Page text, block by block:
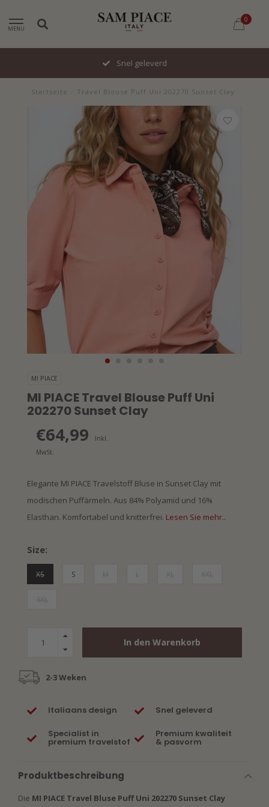
MENU
0
Snel geleverd
Startseite Travel Blouse Puff Uni 202270 Sunset Clay
MI PIACE
MI PIACE Travel Blouse Puff Uni
202270 Sunset Clay
€64,99
Inkl.
MwSt.
Elegante MI PIACE Travelstoff Bluse in Sunset Clay mit
modischen Puffärmeln. Aus 84% Polyamid und 16%
Elasthan. Komfortabel und knitterfrei. Lesen Sie mehr..
Size:
XS S
In den Warenkorb
2-3 Weken
Italiaans design Snel geleverd
Specialist in
premium travelstof
Premium kwaliteit
& pasvorm
Produktbeschreibung
Die MI PIACE Travel Bluse Puff Uni 202270 Sunset Clay